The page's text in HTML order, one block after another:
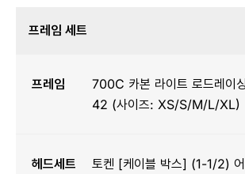
프레임 세트
프레임
700C 카본 라이트 로드레이
42 (사이즈: XS/S/M/L/XL)
헤드세트 토켄 [케이블 박스] (1-1/2)